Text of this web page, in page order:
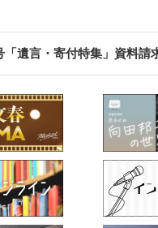
「遺言・寄付特集」資料請